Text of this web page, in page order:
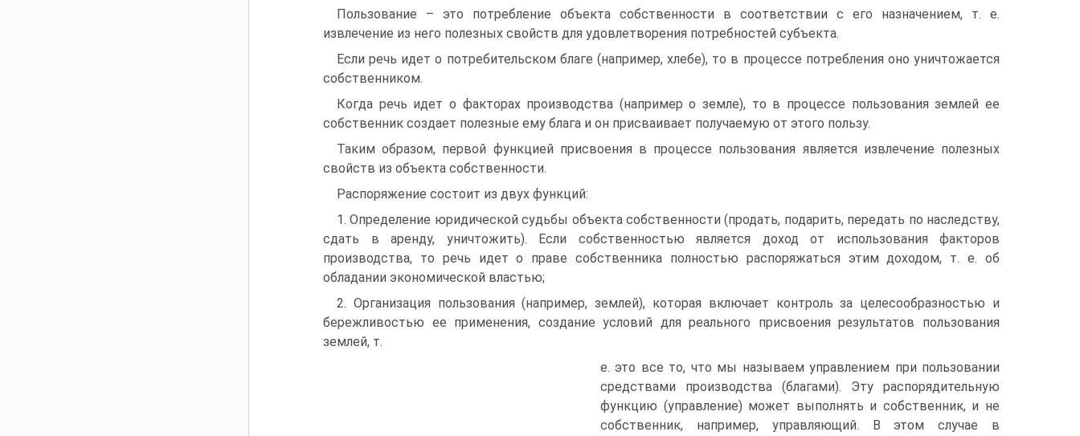
Пользование – это потребление объекта собственности в соответствии с его назначением, т. е.
извлечение из него полезных свойств для удовлетворения потребностей субъекта.
Если речь идет о потребительском благе (например, хлебе), то в процессе потребления оно уничтожается
собственником.
Когда речь идет о факторах производства (например о земле), то в процессе пользования землей ее
собственник создает полезные ему блага и он присваивает получаемую от этого пользу.
Таким образом, первой функцией присвоения в процессе пользования является извлечение полезных
свойств из объекта собственности.
Распоряжение состоит из двух функций:
1. Определение юридической судьбы объекта собственности (продать, подарить, передать по наследству,
сдать в аренду, уничтожить). Если собственностью является доход от использования факторов
производства, то речь идет о праве собственника полностью распоряжаться этим доходом, т. е. об
обладании экономической властью;
2. Организация пользования (например, землей), которая включает контроль за целесообразностью и
бережливостью ее применения, создание условий для реального присвоения результатов пользования
землей, т.
е. это все то, что мы называем управлением при пользовании
средствами производства (благами). Эту распорядительную
функцию (управление) может выполнять и собственник, и не
собственник, например, управляющий. В этом случае в